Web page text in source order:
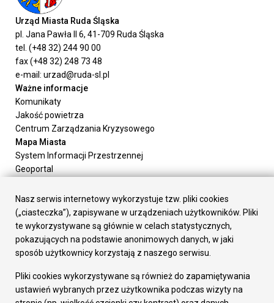
Urząd Miasta Ruda Śląska
pl. Jana Pawła II 6, 41-709 Ruda Śląska
tel. (+48 32) 244 90 00
fax (+48 32) 248 73 48
e-mail: urzad@ruda-sl.pl
Ważne informacje
Komunikaty
Jakość powietrza
Centrum Zarządzania Kryzysowego
Mapa Miasta
System Informacji Przestrzennej
Geoportal
Załatw sprawę
Prezydent Miasta
Rada Miasta
Wydziały
Elektroniczna Skrzynka Podawcza
Gospodarka
Fundusze europejskie
Nasz serwis internetowy wykorzystuje tzw. pliki cookies
(„ciasteczka”), zapisywane w urządzeniach użytkowników. Pliki
te wykorzystywane są głównie w celach statystycznych,
pokazujących na podstawie anonimowych danych, w jaki
sposób użytkownicy korzystają z naszego serwisu.
Pliki cookies wykorzystywane są również do zapamiętywania
ustawień wybranych przez użytkownika podczas wizyty na